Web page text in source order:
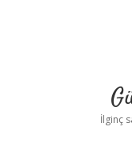
İlginç